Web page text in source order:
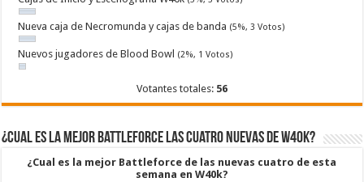
Nueva caja de Necromunda y cajas de banda (5%, 3 Votos)
Nuevos jugadores de Blood Bowl (2%, 1 Votos)
Votantes totales: 56
¿Cual es la mejor Battleforce las cuatro nuevas de W40k?
¿Cual es la mejor Battleforce de las nuevas cuatro de esta
semana en W40k?